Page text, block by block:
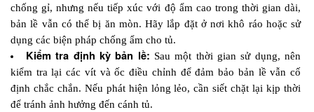
chống gỉ, nhưng nếu tiếp xúc với độ ẩm cao trong thời gian dài,
bản lề vẫn có thể bị ăn mòn. Hãy lắp đặt ở nơi khô ráo hoặc sử
dụng các biện pháp chống ẩm cho tủ.
Kiểm tra định kỳ bản lề: Sau một thời gian sử dụng, nên
kiểm tra lại các vít và ốc điều chỉnh để đảm bảo bản lề vẫn cố
định chắc chắn. Nếu phát hiện lỏng lẻo, cần siết chặt lại kịp thời
để tránh ảnh hưởng đến cánh tủ.